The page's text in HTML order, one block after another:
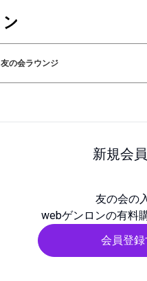
友の会ラウンジ
新規会
友の会の
webゲンロンの有料
会員登録